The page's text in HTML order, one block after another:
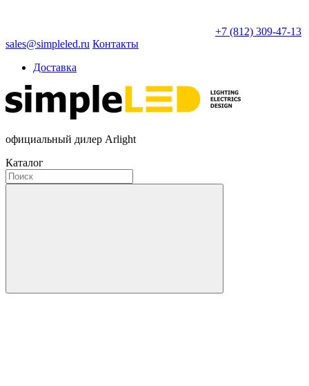
+7 (812) 309-47-13
sales@simpleled.ru Контакты
Доставка
официальный дилер Arlight
Каталог